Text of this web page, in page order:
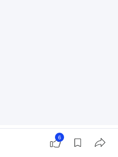
團 涉逾$1600萬 拘內地
6